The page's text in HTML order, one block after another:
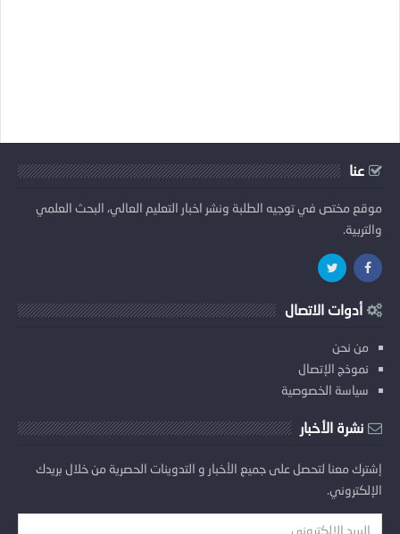
عنا
موقع مختص في توجيه الطلبة ونشر اخبار التعليم العالي، البحث العلمي
والتربية.
أدوات الاتصال
من نحن
نموذج الإتصال
سياسة الخصوصية
نشرة الأخبار
إشترك معنا لتحصل على جميع الأخبار و التدوينات الحصرية من خلال بريدك
الإلكتروني.